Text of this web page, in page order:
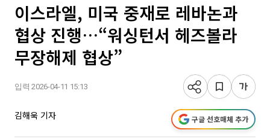
이스라엘, 미국 중재로 레바논과
협상 진행…“워싱턴서 헤즈볼라
무장해제 협상”
입력 2026-04-11 15:13
김해욱 기자 구글 선호매체 추가